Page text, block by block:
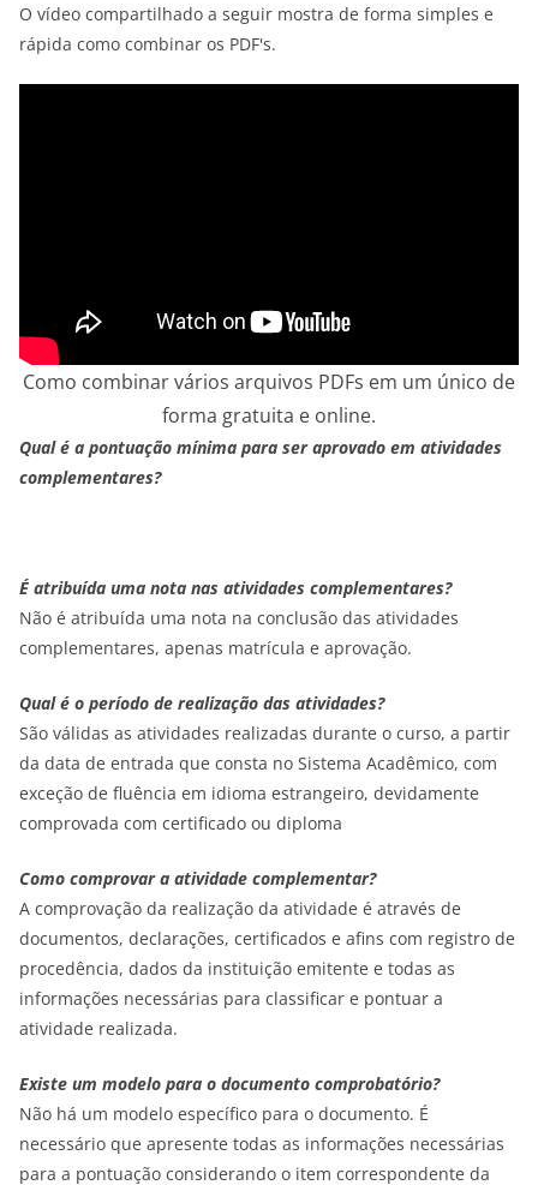
O vídeo compartilhado a seguir mostra de forma simples e
rápida como combinar os PDF's.
Como combinar vários arquivos PDFs em um único de
forma gratuita e online.
Qual é a pontuação mínima para ser aprovado em atividades
complementares?
É atribuída uma nota nas atividades complementares?
Não é atribuída uma nota na conclusão das atividades
complementares, apenas matrícula e aprovação.
Qual é o período de realização das atividades?
São válidas as atividades realizadas durante o curso, a partir
da data de entrada que consta no Sistema Acadêmico, com
exceção de fluência em idioma estrangeiro, devidamente
comprovada com certificado ou diploma
Como comprovar a atividade complementar?
A comprovação da realização da atividade é através de
documentos, declarações, certificados e afins com registro de
procedência, dados da instituição emitente e todas as
informações necessárias para classificar e pontuar a
atividade realizada.
Existe um modelo para o documento comprobatório?
Não há um modelo específico para o documento. É
necessário que apresente todas as informações necessárias
para a pontuação considerando o item correspondente da